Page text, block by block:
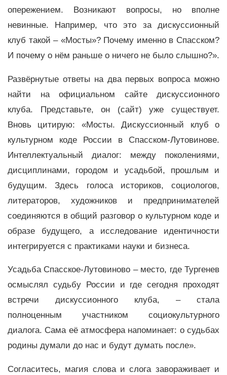
опережением. Возникают вопросы, но вполне
невинные. Например, что это за дискуссионный
клуб такой – «Мосты»? Почему именно в Спасском?
И почему о нём раньше о ничего не было слышно?».
Развёрнутые ответы на два первых вопроса можно
найти на официальном сайте дискуссионного
клуба. Представьте, он (сайт) уже существует.
Вновь цитирую: «Мосты. Дискуссионный клуб о
культурном коде России в Спасском-Лутовинове.
Интеллектуальный диалог: между поколениями,
дисциплинами, городом и усадьбой, прошлым и
будущим. Здесь голоса историков, социологов,
литераторов, художников и предпринимателей
соединяются в общий разговор о культурном коде и
образе будущего, а исследование идентичности
интегрируется с практиками науки и бизнеса.
Усадьба Спасское-Лутовиново – место, где Тургенев
осмыслял судьбу России и где сегодня проходят
встречи дискуссионного клуба, – стала
полноценным участником социокультурного
диалога. Сама её атмосфера напоминает: о судьбах
родины думали до нас и будут думать после».
Согласитесь, магия слова и слога завораживает и